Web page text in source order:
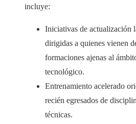
incluye:
Iniciativas de actualización
dirigidas a quienes vienen
formaciones ajenas al
tecnológico.
Entrenamiento acelerado
recién egresados de
técnicas.